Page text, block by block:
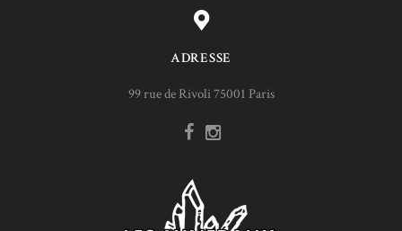
ADRESSE
99 rue de Rivoli 75001 Paris